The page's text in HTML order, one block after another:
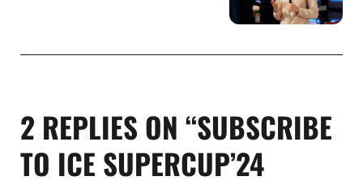
2 REPLIES ON “SUBSCRIBE
TO ICE SUPERCUP’24